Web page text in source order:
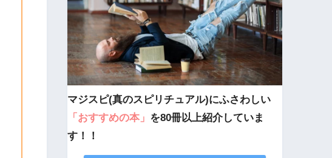
マジスピ(真のスピリチュアル)にふさわしい
「おすすめの本」 を80冊以上紹介していま
す！！